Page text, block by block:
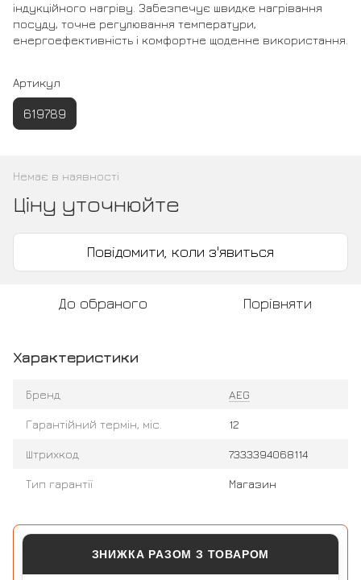
індукційного нагріву. Забезпечує швидке нагрівання
посуду, точне регулювання температури,
енергоефективність і комфортне щоденне використання.
Артикул
619789
Немає в наявності
Ціну уточнюйте
Повідомити, коли з'явиться
До обраного Порівняти
Характеристики
Бренд AEG
Гарантійний термін, міс. 12
Штрихкод 7333394068114
Тип гарантії Магазин
ЗНИЖКА РАЗОМ З ТОВАРОМ